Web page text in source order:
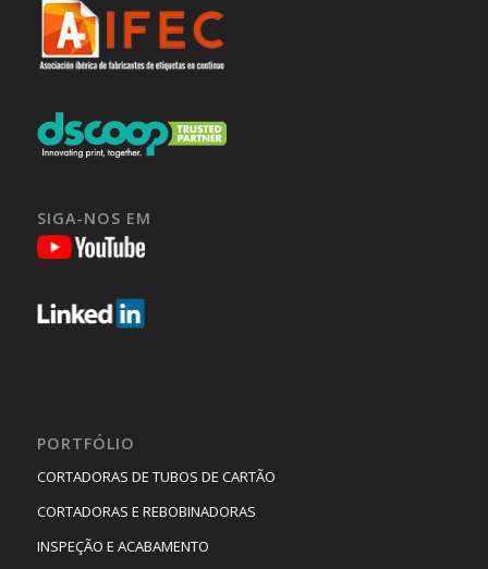
SIGA-NOS EM
PORTFÓLIO
CORTADORAS DE TUBOS DE CARTÃO
CORTADORAS E REBOBINADORAS
INSPEÇÃO E ACABAMENTO